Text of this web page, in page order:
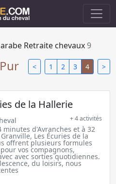
Retraite chevaux9
< 1 2 3 4 >
de la Hallerie
+ 4 activités
minutes d'Avranches et à 32
Les Écuries de la
offrent plusieurs formules
vos compagnons,
avec sorties quotidiennes.
du loisirs, nous